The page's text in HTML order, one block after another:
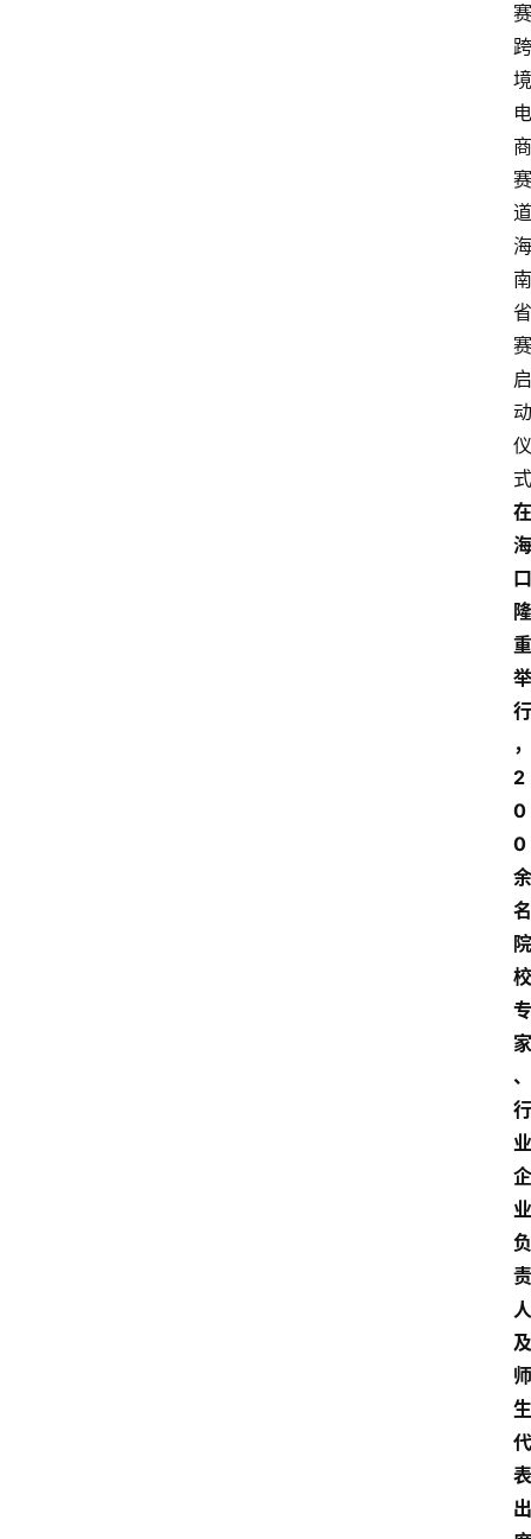
赛
跨
境
电
商
赛
道
海
南
省
赛
启
动
仪
式
在
海
口
隆
重
举
行
，
2
0
0
余
名
院
校
专
家
、
行
业
企
业
负
责
人
及
师
生
代
表
出